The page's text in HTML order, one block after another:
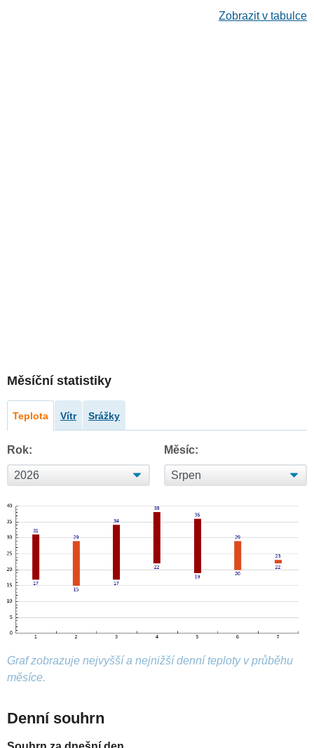
Zobrazit v tabulce
Měsíční statistiky
Teplota Vítr Srážky
Rok: Měsíc:
Graf zobrazuje nejvyšší a nejnižší denní teploty v průběhu
měsíce.
Denní souhrn